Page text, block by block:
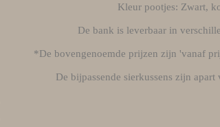
Kleur pootjes: Zwart,
De bank is leverbaar in
*De bovengenoemde prijzen zijn 'vanaf
De bijpassende sierkussens zijn